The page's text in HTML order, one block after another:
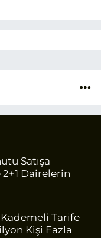
Satışa
2+1 Dairelerin
Tarife
Kişi Fazla